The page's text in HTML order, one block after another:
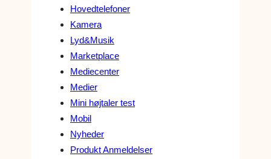
Hovedtelefoner
Kamera
Lyd&Musik
Marketplace
Mediecenter
Medier
Mini højtaler test
Mobil
Nyheder
Produkt Anmeldelser